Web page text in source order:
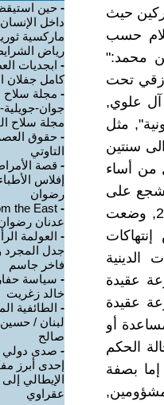
المشركين حيث
حسب
عن محمد:"
تحت
علوي,
مثل
الجنائي" يعاقب بالسجن من 6 أشهر الى سنتين
كل من أساء
يشجع على
الإساءة الى الآديان الآخرى, الخارجة عن الحماية القانونية. في سنة 2014, وضعت
الدينية
( زعزعة عقيدة
عقيدة
أو
الحكم
بصفة
- حين
داخل
ماركسية
رياض
- ابجديات
كامل جفلان
- مجلة سلاح
مجلة سلاح
- حقوق
التاوتي
- قصة
إفلاس
رضوان
-
عدنان
- العولمة
جدل المجرد
فاخر جاسم
- سياسة
خالد زغريت
- الطائفية
لبنان /
صالح
- صدى دولي
إحدى أبرز
الإيطالي
عقراوي